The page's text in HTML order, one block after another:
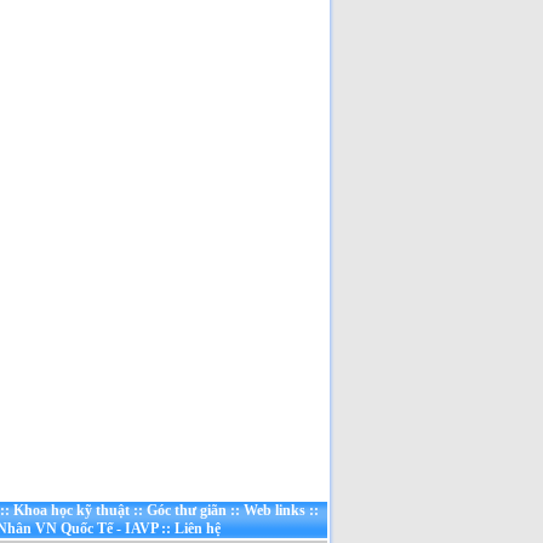
Khoa học kỹ thuật::Góc thư giãn::Web links::
VN Quốc Tế - IAVP::Liên hệ